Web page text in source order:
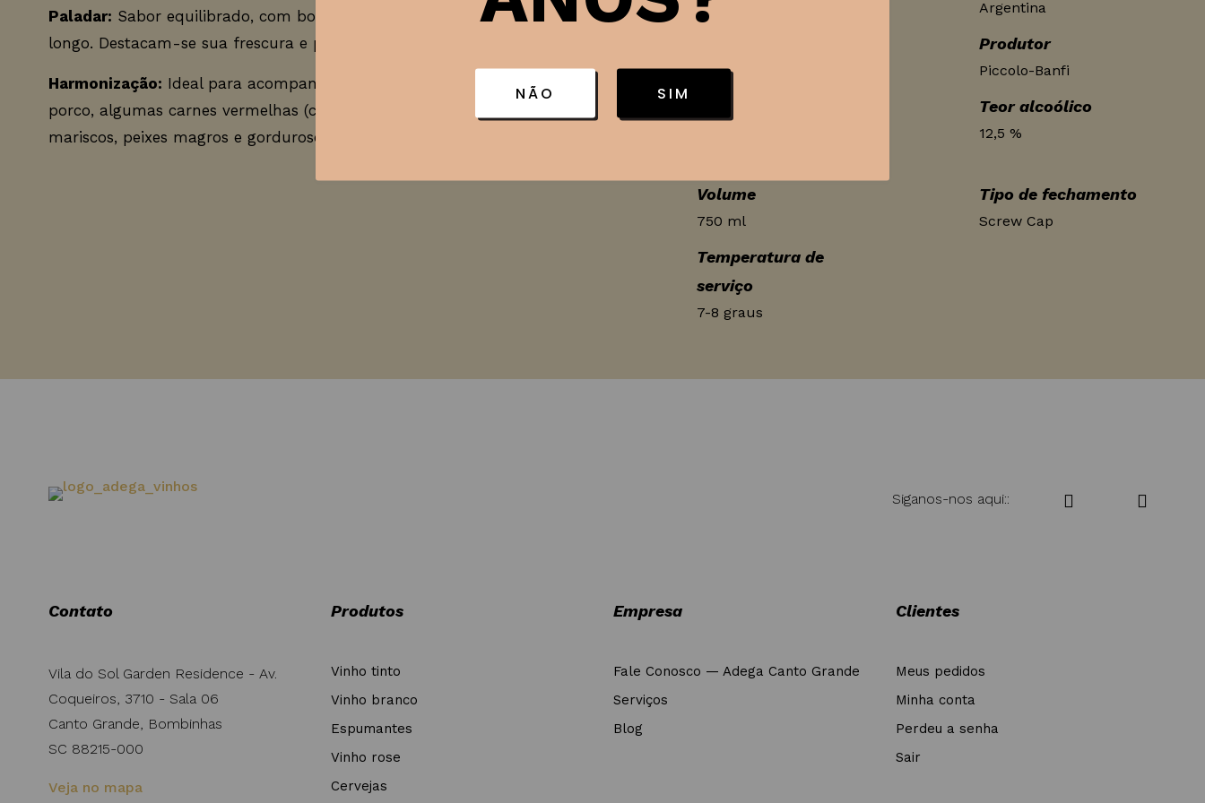
Paladar: Sabor equilibrado, com bom volume no meio da boca e final
longo. Destacam-se sua frescura e persistência.
Harmonização: Ideal para acompanhar petiscos, carnes de frango e
porco, algumas carnes vermelhas (cortes magros), salada de camarões,
mariscos, peixes magros e gordurosos.
Rosé Argentina
Mendoza-Agrelo
Produtor
Piccolo-Banfi
Teor alcoólico
12,5 %
Volume
750 ml
Tipo de fechamento
Screw Cap
Temperatura de
serviço
7-8 graus
Siganos-nos aqui::
Contato
Vila do Sol Garden Residence - Av.
Coqueiros, 3710 - Sala 06
Canto Grande, Bombinhas
SC 88215-000
Veja no mapa
Produtos
Vinho tinto
Vinho branco
Espumantes
Vinho rose
Cervejas
Empresa
Fale Conosco — Adega Canto Grande
Serviços
Blog
Clientes
Meus pedidos
Minha conta
Perdeu a senha
Sair
NÃO SIM